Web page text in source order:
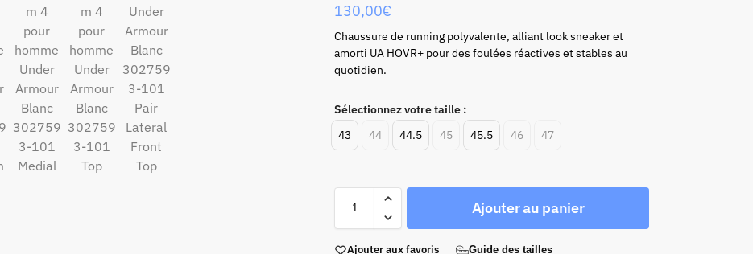
130,00€
Chaussure de running polyvalente, alliant look sneaker et
amorti UA HOVR+ pour des foulées réactives et stables au
quotidien.
Sélectionnez votre taille :
43
44 44.5 45 45.5 46 47
Ajouter au panier
Ajouter aux favoris Guide des tailles